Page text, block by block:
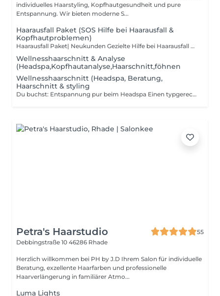
individuelles Haarstyling, Kopfhautgesundheit und pure
Entspannung. Wir bieten moderne S...
Haarausfall Paket (SOS Hilfe bei Haarausfall &
Kopfhautproblemen)
Haarausfall Paket| Neukunden Gezielte Hilfe bei Haarausfall & Kopfhautproblemen– professionell & ganzheitlich. ✔ Kopfhautanalyse mit Mikrokamera ✔ Ayurvedische Kopfhautbehandlung zur Aktivierung der Haarwurzeln ✔ Waschen, Schneiden & Föhnen Ideal für alle, die Haarausfall verstehen, stoppen und ihre Kopfhaut wieder ins Gleichgewicht bringen möchten. 👉 Jetzt buchen & deiner Kopfhaut die richtige Aufmerksamkeit schenken.
Wellnesshaarschnitt & Analyse
(Headspa,Kopfhautanalyse,Haarschnitt,föhnen
Wellnesshaarschnitt (Headspa, Beratung,
Haarschnitt & styling
Du buchst: Entspannung pur beim Headspa Einen typgerechten Haarschnitt Pflege für gesundes, glänzendes Haar Styling, das dich strahlen lässt Deine kleine Wellness-Auszeit für dich & dein Haar!
Petra's Haarstudio
55
Debbingstraße 10 46286 Rhade
Herzlich willkommen bei PH by J.D Ihrem Salon für individuelle
Beratung, exzellente Haarfarben und professionelle
Haarverlängerung in familiärer Atmo...
Luma Lights